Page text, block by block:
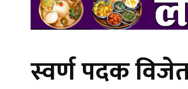
स्वर्ण पदक